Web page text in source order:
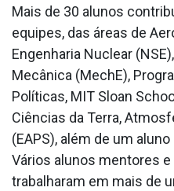
Mais de 30 alunos
equipes, das áreas de
Engenharia Nuclear
Mecânica (MechE),
Políticas, MIT Sloan
Ciências da Terra,
(EAPS), além de um
Vários alunos mentores
trabalharam em mais de